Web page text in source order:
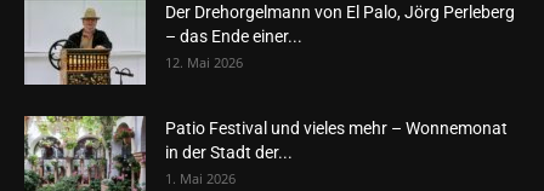
Der Drehorgelmann von El Palo, Jörg Perleberg
– das Ende einer...
12. Mai 2026
Patio Festival und vieles mehr – Wonnemonat
in der Stadt der...
1. Mai 2026